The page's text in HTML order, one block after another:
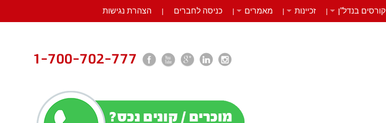
קורסים בנדל”ן | זכיינות | מאמרים | כניסה לחברים | הצהרת נגישות